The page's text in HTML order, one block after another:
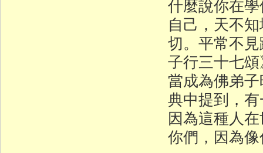
什麼說你在
自己，天不
切。平常不
子行三十七
當成為佛弟
典中提到，
因為這種人
你們，因為